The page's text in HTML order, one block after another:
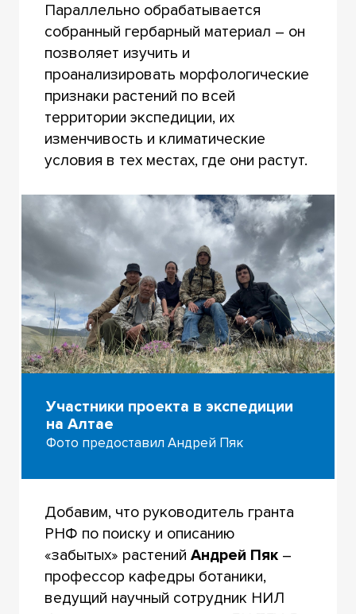
Параллельно обрабатывается
собранный гербарный материал – он
позволяет изучить и
проанализировать морфологические
признаки растений по всей
территории экспедиции, их
изменчивость и климатические
условия в тех местах, где они растут.
Участники проекта в экспедиции
на Алтае
Фото предоставил Андрей Пяк
Добавим, что руководитель гранта
РНФ по поиску и описанию
«забытых» растений Андрей Пяк–
профессор кафедры ботаники,
ведущий научный сотрудник НИЛ